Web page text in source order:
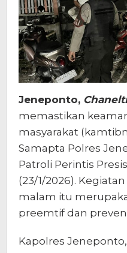
Jeneponto,
memastikan
masyarakat
Samapta Polres
Patroli Perintis
(23/1/2026).
malam itu
preemtif dan
Kapolres